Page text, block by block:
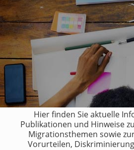
Hier finden Sie aktuelle
Publikationen und Hinweise
Migrationsthemen sowie
Vorurteilen,